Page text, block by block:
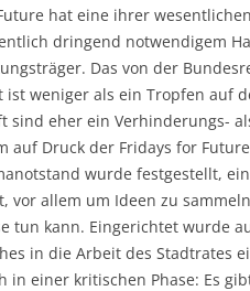
hat eine ihrer
dringend notwendigem
Das von der
ist weniger als ein Tropfen auf
sind eher ein Verhinderungs-
auf Druck der Fridays for
wurde festgestellt,
vor allem um Ideen zu
tun kann. Eingerichtet wurde
in die Arbeit des Stadtrates
in einer kritischen Phase: Es